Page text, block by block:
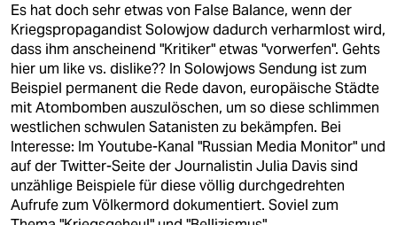
Es hat doch sehr etwas von False Balance, wenn der
Kriegspropagandist Solowjow dadurch verharmlost wird,
dass ihm anscheinend "Kritiker" etwas "vorwerfen". Gehts
hier um like vs. dislike?? In Solowjows Sendung ist zum
Beispiel permanent die Rede davon, europäische Städte
mit Atombomben auszulöschen, um so diese schlimmen
westlichen schwulen Satanisten zu bekämpfen. Bei
Interesse: Im Youtube-Kanal "Russian Media Monitor" und
auf der Twitter-Seite der Journalistin Julia Davis sind
unzählige Beispiele für diese völlig durchgedrehten
Aufrufe zum Völkermord dokumentiert. Soviel zum